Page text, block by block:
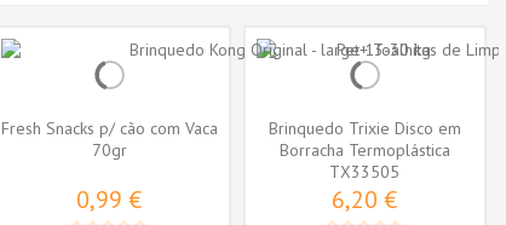
Fresh Snacks p/ cão com Vaca
70gr
0,99 €
Brinquedo Trixie Disco em
Borracha Termoplástica
(18cm)...
TX33505
6,20 €